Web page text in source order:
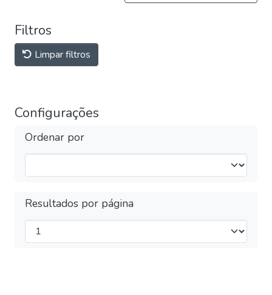
Filtros
Limpar filtros
Configurações
Ordenar por
Resultados por página